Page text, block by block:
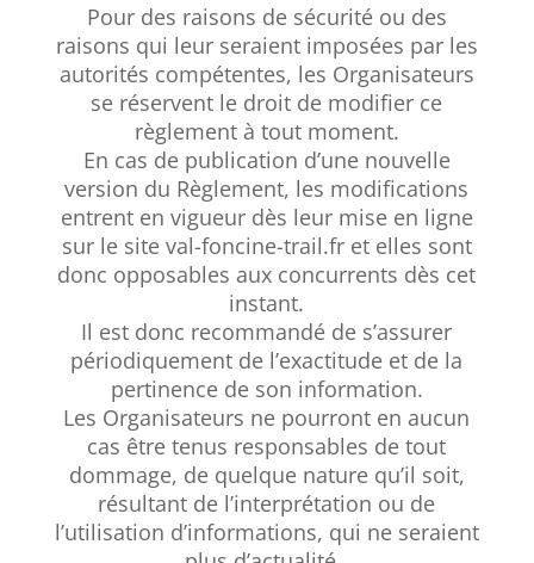
Pour des raisons de sécurité ou des
raisons qui leur seraient imposées par les
autorités compétentes, les Organisateurs
se réservent le droit de modifier ce
règlement à tout moment.
En cas de publication d’une nouvelle
version du Règlement, les modifications
entrent en vigueur dès leur mise en ligne
sur le site val-foncine-trail.fr et elles sont
donc opposables aux concurrents dès cet
instant.
Il est donc recommandé de s’assurer
périodiquement de l’exactitude et de la
pertinence de son information.
Les Organisateurs ne pourront en aucun
cas être tenus responsables de tout
dommage, de quelque nature qu’il soit,
résultant de l’interprétation ou de
l’utilisation d’informations, qui ne seraient